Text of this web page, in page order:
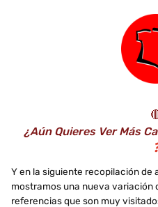
¿Aún Quieres Ver Más
Y en la siguiente recopilación de
mostramos una nueva variación
referencias que son muy